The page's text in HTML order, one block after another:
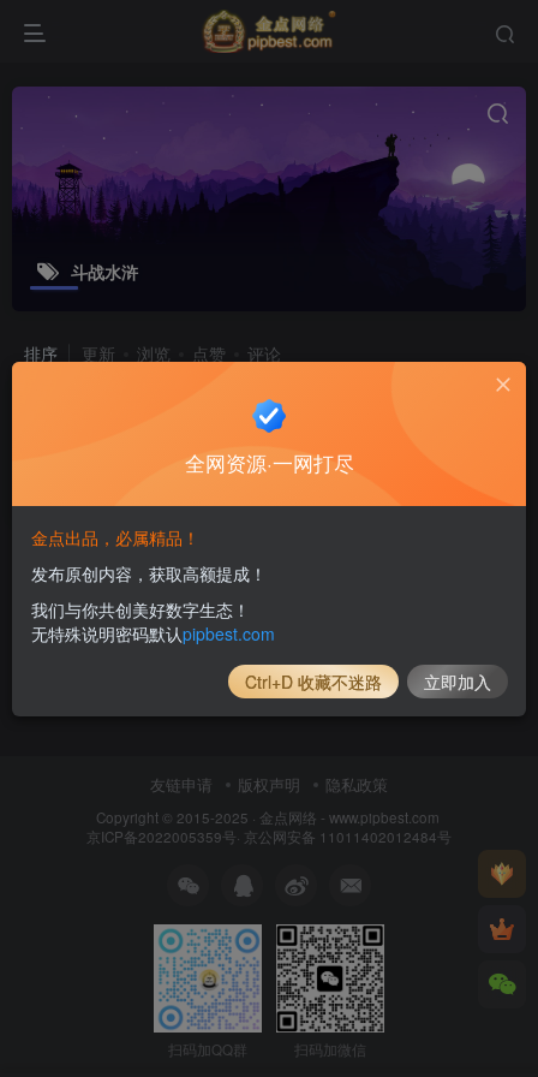
斗战水浒
排序 更新 浏览 点赞 评论
【斗战水浒之激情斗战】11月30日收
集整理WIN系一键端服务端_典藏武侠
页游_带详细搭建教程,一键外网修改工
付费资源 金豆 9.8 游戏源码
友链申请 版权声明 隐私政策
Copyright © 2015-2025 · 金点网络 - www.pipbest.com
京ICP备2022005359号· 京公网安备 11011402012484号
扫码加QQ群 扫码加微信
全网资源·一网打尽
金点出品，必属精品！
发布原创内容，获取高额提成！
我们与你共创美好数字生态！
无特殊说明密码默认pipbest.com
Ctrl+D 收藏不迷路 立即加入